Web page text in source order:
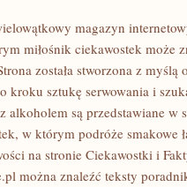
magazyn
miłośnik ciekawostek może
została stworzona z myślą
kroku sztukę serwowania i
alkoholem są przedstawiane w
w którym podróże smakowe
na stronie Ciekawostki i
można znaleźć teksty